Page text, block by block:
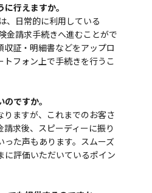
行えますか。
、日常的に利用している
金請求手続きへ進むことがで
収証・明細書などをアップロ
トフォン上で手続きを行うこ
ですか。
りますが、これまでのお客さ
請求後、スピーディーに振り
った声もあります。スムーズ
に評価いただいているポイン